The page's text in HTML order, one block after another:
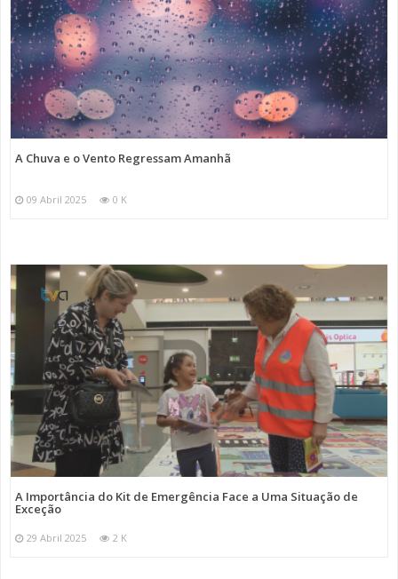
A Chuva e o Vento Regressam Amanhã
09 Abril 2025 0 K
A Importância do Kit de Emergência Face a Uma Situação de
Exceção
29 Abril 2025 2 K